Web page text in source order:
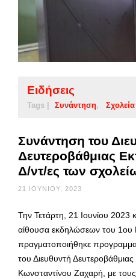
Ειδήσεις
Tags | Συνάντηση Σχολεία
Συνάντηση του
Δευτεροβάθμιας
Δ/ντ/ες των
21 ΙΟΥΝΊΟΥ, 2023
Την Τετάρτη, 21 Ιουνίου
αίθουσα εκδηλώσεων του
πραγματοποιήθηκε
του Διευθυντή
Κωνσταντίνου Ζαχαρή, με